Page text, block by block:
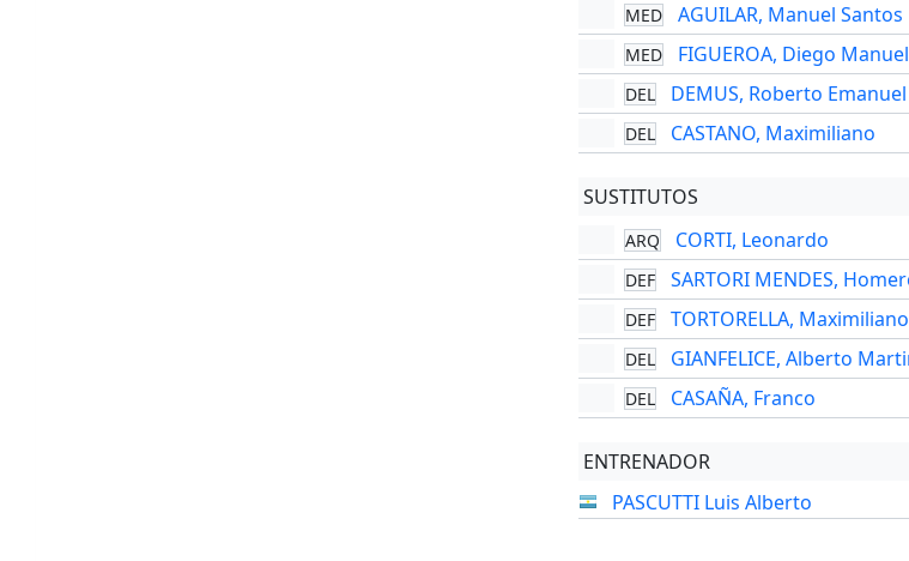
MED AGUILAR, Manuel Santos
MED FIGUEROA, Diego Manuel
DEL DEMUS, Roberto Emanuel
DEL CASTANO, Maximiliano
SUSTITUTOS
ARQ CORTI, Leonardo
DEF SARTORI MENDES,
DEF TORTORELLA, Maximiliano
DEL GIANFELICE, Alberto
DEL CASAÑA, Franco
ENTRENADOR
PASCUTTI Luis Alberto